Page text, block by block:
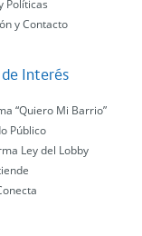
Políticas
y Contacto
de Interés
“Quiero Mi Barrio”
Público
Ley del Lobby